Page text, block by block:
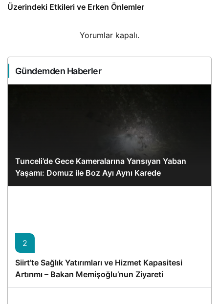
Üzerindeki Etkileri ve Erken Önlemler
Yorumlar kapalı.
Gündemden Haberler
Tunceli’de Gece Kameralarına Yansıyan Yaban
Yaşamı: Domuz ile Boz Ayı Aynı Karede
2
Siirt’te Sağlık Yatırımları ve Hizmet Kapasitesi
Artırımı – Bakan Memişoğlu’nun Ziyareti